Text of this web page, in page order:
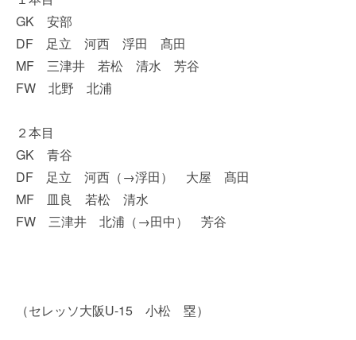
GK 安部
DF 足立 河西 浮田 髙田
MF 三津井 若松 清水 芳谷
FW 北野 北浦
２本目
GK 青谷
DF 足立 河西（→浮田） 大屋 髙田
MF 皿良 若松 清水
FW 三津井 北浦（→田中） 芳谷
（セレッソ大阪U-15 小松 塁）